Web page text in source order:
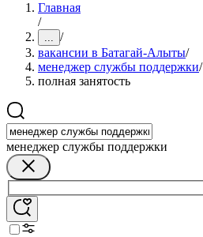
Главная
/
... /
вакансии в Батагай-Алыты/
менеджер службы поддержки/
полная занятость
менеджер службы поддержки